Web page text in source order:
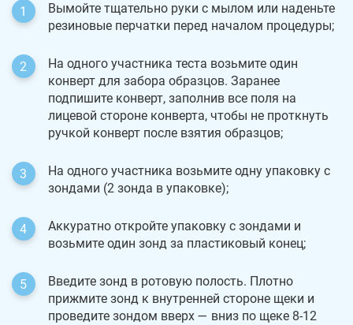
Вымойте тщательно руки с мылом или наденьте
резиновые перчатки перед началом процедуры;
На одного участника теста возьмите один
конверт для забора образцов. Заранее
подпишите конверт, заполнив все поля на
лицевой стороне конверта, чтобы не проткнуть
ручкой конверт после взятия образцов;
На одного участника возьмите одну упаковку с
зондами (2 зонда в упаковке);
Аккуратно откройте упаковку с зондами и
возьмите один зонд за пластиковый конец;
Введите зонд в ротовую полость. Плотно
прижмите зонд к внутренней стороне щеки и
проведите зондом вверх — вниз по щеке 8-12